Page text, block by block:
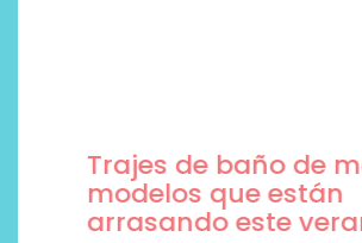
Trajes de baño de
modelos que están
arrasando este